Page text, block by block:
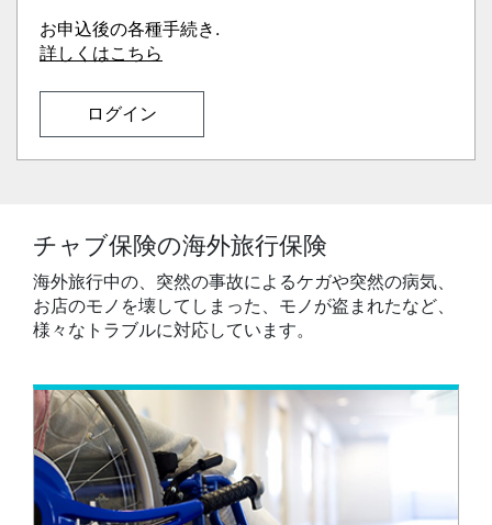
お申込後の各種手続き.
詳しくはこちら
ログイン
チャブ保険の海外旅行保険
海外旅行中の、突然の事故によるケガや突然の病気、
お店のモノを壊してしまった、モノが盗まれたなど、
様々なトラブルに対応しています。